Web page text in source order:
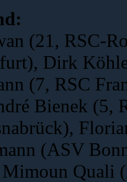
(21, RSC-
Dirk
(7, RSC
Bienek (5,
(ASV
Quali